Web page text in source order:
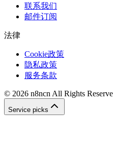
联系我们
邮件订阅
法律
Cookie政策
隐私政策
服务条款
© 2026 n8ncn All Rights
Service picks